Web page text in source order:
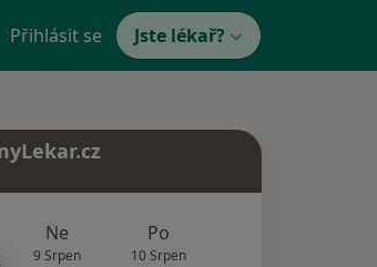
Přihlásit se Jste lékař?
Ne
9 Srpen
Po
10 Srpen